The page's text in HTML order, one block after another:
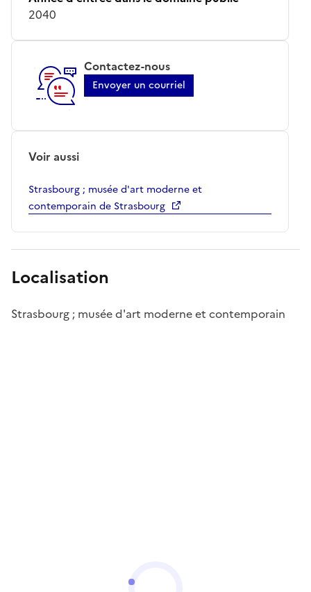
2040
Contactez-nous
Envoyer un courriel
Voir aussi
Strasbourg ; musée d'art moderne et
contemporain de Strasbourg
Localisation
Strasbourg ; musée d'art moderne et contemporain